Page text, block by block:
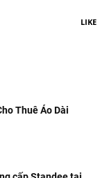
LIKE
Thuê Áo Dài